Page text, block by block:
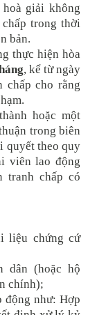
giải không
trong thời
bản.
thực hiện hòa
, kể từ ngày
chấp cho rằng
hoặc một
trong biên
quyết theo quy
viên lao động
tranh chấp có
liệu chứng cứ
dân (hoặc hộ
chính);
động như: Hợp